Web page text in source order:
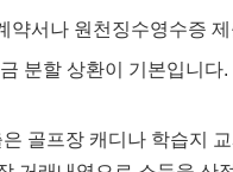
약서나 원천징수영수증
분할 상환이 기본입니다.
골프장 캐디나 학습지